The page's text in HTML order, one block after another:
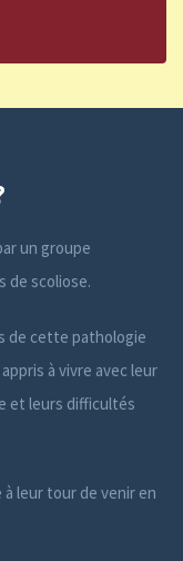
un groupe
de scoliose.
de cette pathologie
à vivre avec leur
et leurs difficultés
leur tour de venir en